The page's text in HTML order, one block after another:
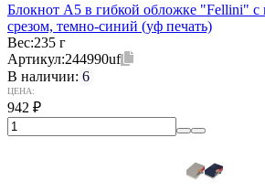
Блокнот А5 в гибкой обложке "Fellini" с
срезом, темно-синий (уф печать)
Вес:235 г
Артикул:244990uf
В наличии: 6
ЦЕНА:
942 ₽